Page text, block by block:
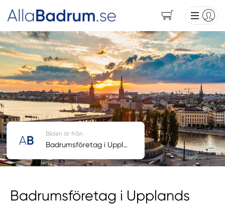
Badrumsföretag i Upplands
Bilden är från
Badrumsföretag i Upplands Väsby